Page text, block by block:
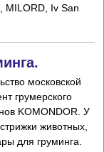
MILORD, Iv San
московской
грумерского
KOMONDOR. У
животных,
для груминга.